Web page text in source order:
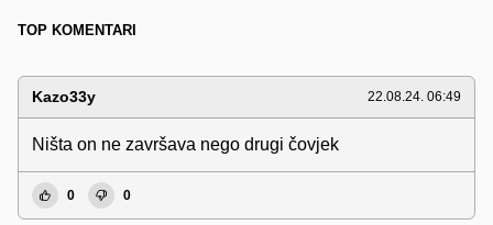
TOP KOMENTARI
Kazo33y 22.08.24. 06:49
Ništa on ne završava nego drugi čovjek
0 0